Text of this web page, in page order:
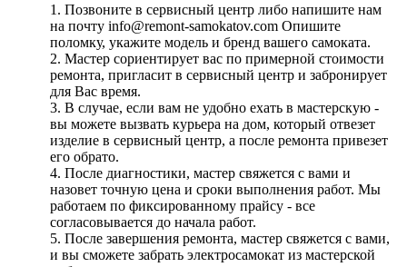
1. Позвоните в сервисный центр либо напишите нам
на почту info@remont-samokatov.com Опишите
поломку, укажите модель и бренд вашего самоката.
2. Мастер сориентирует вас по примерной стоимости
ремонта, пригласит в сервисный центр и забронирует
для Вас время.
3. В случае, если вам не удобно ехать в мастерскую -
вы можете вызвать курьера на дом, который отвезет
изделие в сервисный центр, а после ремонта привезет
его обрато.
4. После диагностики, мастер свяжется с вами и
назовет точную цена и сроки выполнения работ. Мы
работаем по фиксированному прайсу - все
согласовывается до начала работ.
5. После завершения ремонта, мастер свяжется с вами,
и вы сможете забрать электросамокат из мастерской